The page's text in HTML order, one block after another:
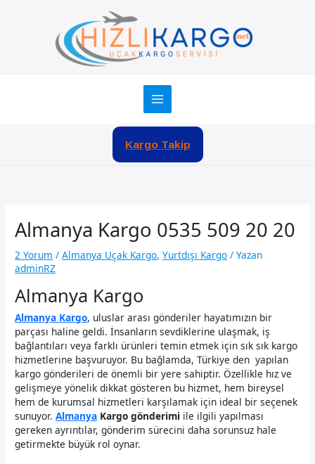
Kargo Takip
Almanya Kargo 0535 509 20 20
2 Yorum /Almanya Uçak Kargo,Yurtdışı Kargo / Yazan
adminRZ
Almanya Kargo
Almanya Kargo, uluslar arası gönderiler hayatımızın bir
parçası haline geldi. İnsanların sevdiklerine ulaşmak, iş
bağlantıları veya farklı ürünleri temin etmek için sık sık kargo
hizmetlerine başvuruyor. Bu bağlamda, Türkiye den yapılan
kargo gönderileri de önemli bir yere sahiptir. Özellikle hız ve
gelişmeye yönelik dikkat gösteren bu hizmet, hem bireysel
hem de kurumsal hizmetleri karşılamak için ideal bir seçenek
sunuyor.Almanya Kargo gönderimi ile ilgili yapılması
gereken ayrıntılar, gönderim sürecini daha sorunsuz hale
getirmekte büyük rol oynar.